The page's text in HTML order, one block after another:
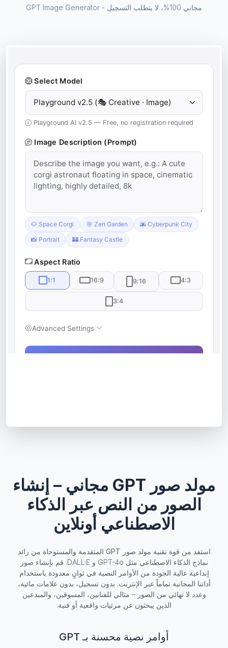
GPT Image Generator - مجاني 100%، لا يتطلب التسجيل
مولد صور GPT مجاني – إنشاء
الصور من النص عبر الذكاء
الاصطناعي أونلاين
استفد من قوة تقنية مولد صور GPT
المتقدمة والمستوحاة من رائد
نماذج الذكاء الاصطناعي مثل GPT-4o و DALL·E. قم بإنشاء صور
إبداعية عالية الجودة من الأوامر النصية في ثوانٍ معدودة باستخدام
أداتنا المجانية تماماً عبر الإنترنت. بدون تسجيل، بدون علامات مائية،
وعدد لا نهائي من الصور – مثالي للفنانين، المسوقين، والمبدعين
الذين يبحثون عن مرئيات واقعية أو فنية.
أوامر نصية محسنة بـ GPT